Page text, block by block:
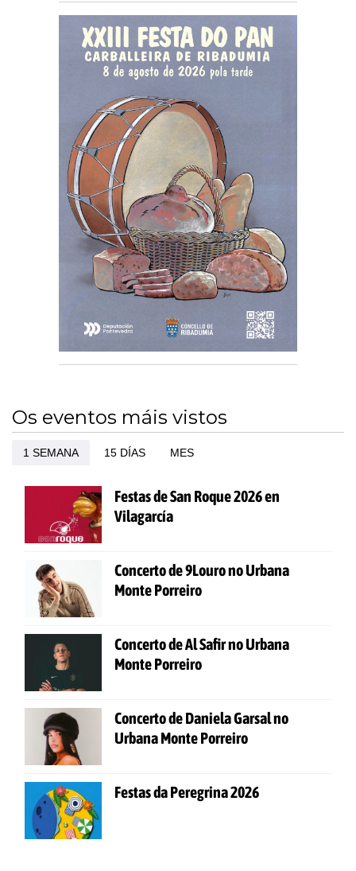
todas as idades
Os eventos máis vistos
1 SEMANA 15 DÍAS MES
Festas de San Roque 2026 en
Vilagarcía
Concerto de 9Louro no Urbana
Monte Porreiro
Concerto de Al Safir no Urbana
Monte Porreiro
Concerto de Daniela Garsal no
Urbana Monte Porreiro
Festas da Peregrina 2026